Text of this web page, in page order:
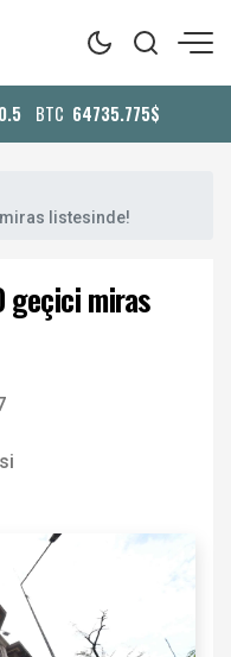
BTC 64735.775$
miras listesinde!
geçici miras